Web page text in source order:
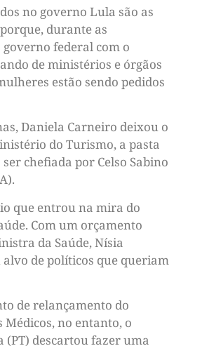
no governo Lula são as
durante as
governo federal com o
de ministérios e órgãos
estão sendo pedidos
Daniela Carneiro deixou o
do Turismo, a pasta
chefiada por Celso Sabino
que entrou na mira do
Com um orçamento
da Saúde, Nísia
de políticos que queriam
de relançamento do
no entanto, o
(PT) descartou fazer uma